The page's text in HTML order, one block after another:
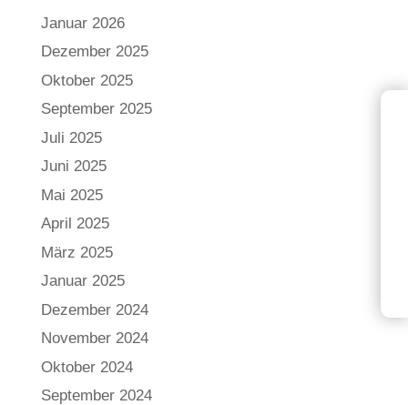
Januar 2026
Dezember 2025
Oktober 2025
September 2025
Juli 2025
Juni 2025
Mai 2025
April 2025
März 2025
Januar 2025
Dezember 2024
November 2024
Oktober 2024
September 2024